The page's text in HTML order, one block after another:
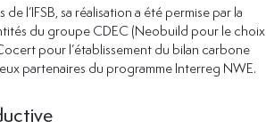
de l’IFSB, sa réalisation a été permise par la
du groupe CDEC (Neobuild pour le choix
pour l’établissement du bilan carbone
partenaires du programme Interreg NWE.